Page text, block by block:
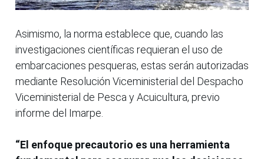
Asimismo, la norma establece que, cuando las
investigaciones científicas requieran el uso de
embarcaciones pesqueras, estas serán autorizadas
mediante Resolución Viceministerial del Despacho
Viceministerial de Pesca y Acuicultura, previo
informe del Imarpe.
“El enfoque precautorio es una herramienta